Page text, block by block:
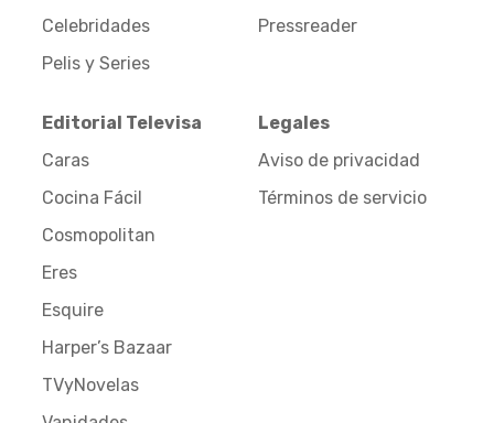
Celebridades
Pelis y Series
Pressreader
Editorial Televisa
Caras
Cocina Fácil
Cosmopolitan
Eres
Esquire
Harper’s Bazaar
TVyNovelas
Legales
Aviso de privacidad
Términos de servicio